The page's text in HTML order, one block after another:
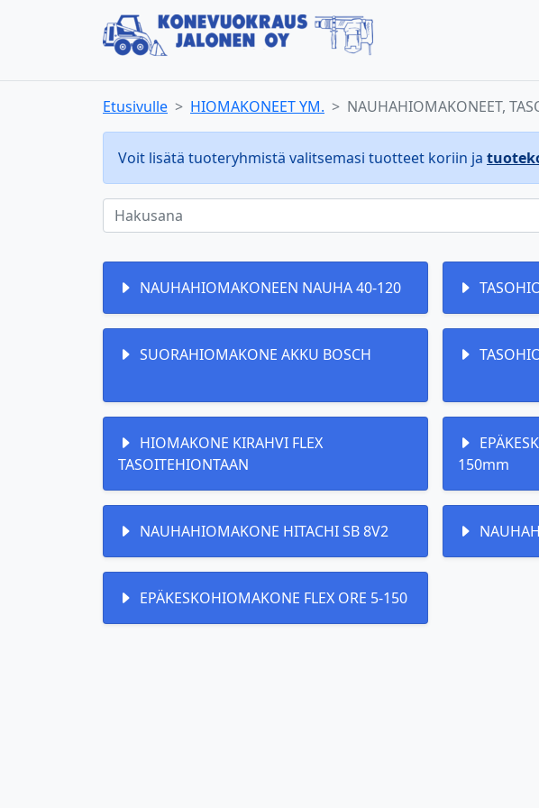
Etusivulle HIOMAKONEET YM. NAUHAHIOMAKONEET,
Voit lisätä tuoteryhmistä valitsemasi tuotteet koriin ja
NAUHAHIOMAKONEEN NAUHA 40-120
SUORAHIOMAKONE AKKU BOSCH
HIOMAKONE KIRAHVI FLEX
TASOITEHIONTAAN
150mm
NAUHAHIOMAKONE HITACHI SB 8V2
EPÄKESKOHIOMAKONE FLEX ORE 5-150